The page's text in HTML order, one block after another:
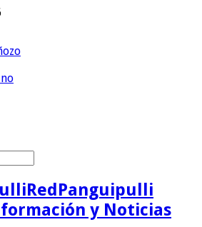
RedPanguipulli
y Noticias